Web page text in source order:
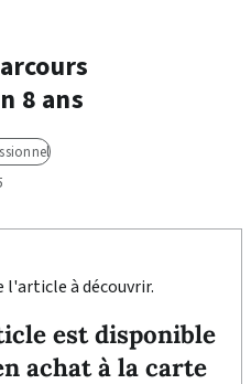
8 ans
l'article à découvrir.
est disponible
achat à la carte